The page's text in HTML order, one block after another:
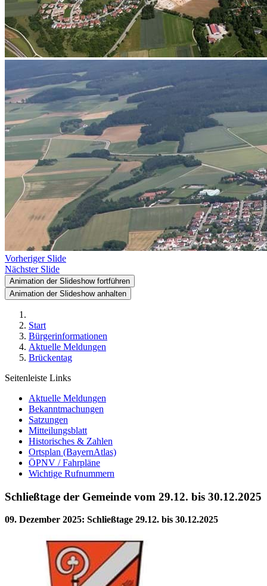
Vorheriger Slide
Nächster Slide
Animation der Slideshow fortführen
Animation der Slideshow anhalten
Start
Bürgerinformationen
Aktuelle Meldungen
Brückentag
Seitenleiste Links
Aktuelle Meldungen
Bekanntmachungen
Satzungen
Mitteilungsblatt
Historisches & Zahlen
Ortsplan (BayernAtlas)
ÖPNV / Fahrpläne
Wichtige Rufnummern
Schließtage der Gemeinde vom 29.12. bis 30.12.2025
09. Dezember 2025: Schließtage 29.12. bis 30.12.2025